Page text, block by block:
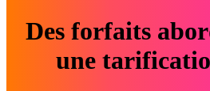
Des forfaits
une